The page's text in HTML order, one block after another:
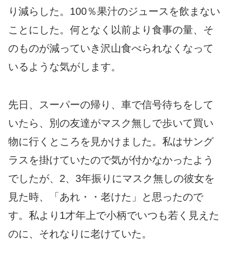
り減らした。100％果汁のジュースを飲まない
ことにした。何となく以前より食事の量、そ
のものが減っていき沢山食べられなくなって
いるような気がします。
先日、スーパーの帰り、車で信号待ちをして
いたら、別の友達がマスク無しで歩いて買い
物に行くところを見かけました。私はサング
ラスを掛けていたので気が付かなかったよう
でしたが、2、3年振りにマスク無しの彼女を
見た時、「あれ・・老けた」と思ったので
す。私より1才年上で小柄でいつも若く見えた
のに、それなりに老けていた。